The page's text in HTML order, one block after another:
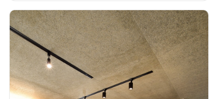
るい広々リビングリビングの横にはウッドデッキで繋がる庭が
あり、視線が抜け開放感のある空間。木目天井がアクセントのキ
ッチンキッチンのカラーに合うクロスを選んだ。キッチン上部
には木目のアクセントクロスを付けた下がり天井を設けた。